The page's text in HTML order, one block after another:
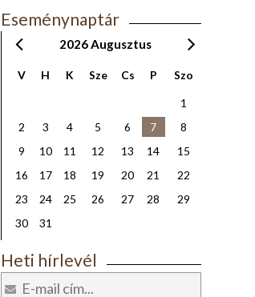
Eseménynaptár
2026Augusztus
V H K Sze Cs P Szo
1
2
3 4 5 6 7
8
9
10 11 12 13 14
15
16
17 18 19 20 21
22
23
24 25 26 27 28
29
30
31
Heti hírlevél